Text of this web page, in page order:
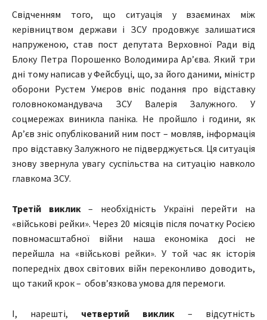
Свідченням того, що ситуація у взаєминах між
керівництвом держави і ЗСУ продовжує залишатися
напруженою, став пост депутата Верховної Ради від
Блоку Петра Порошенко Володимира Ар’єва. Який три
дні тому написав у Фейсбуці, що, за його даними, міністр
оборони Рустем Умєров вніс подання про відставку
головнокомандувача ЗСУ Валерія Залужного. У
соцмережах виникла паніка. Не пройшло і години, як
Ар’єв зніс опублікований ним пост – мовляв, інформація
про відставку Залужного не підверджується. Ця ситуація
знову звернула увагу суспільства на ситуацію навколо
главкома ЗСУ.
Третій виклик
– необхідність Україні перейти на
«військові рейки». Через 20 місяців після початку Росією
повномасштабної війни наша економіка досі не
перейшла на «військові рейки». У той час як історія
попередніх двох світових війн переконливо доводить,
що такий крок – обов’язкова умова для перемоги.
І, нарешті, четвертий виклик
– відсутність